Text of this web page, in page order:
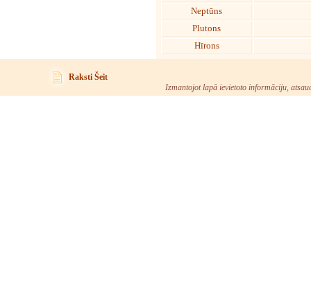
Neptūns
Plutons
Hīrons
Raksti Šeit
Izmantojot lapā ievietoto informāciju,